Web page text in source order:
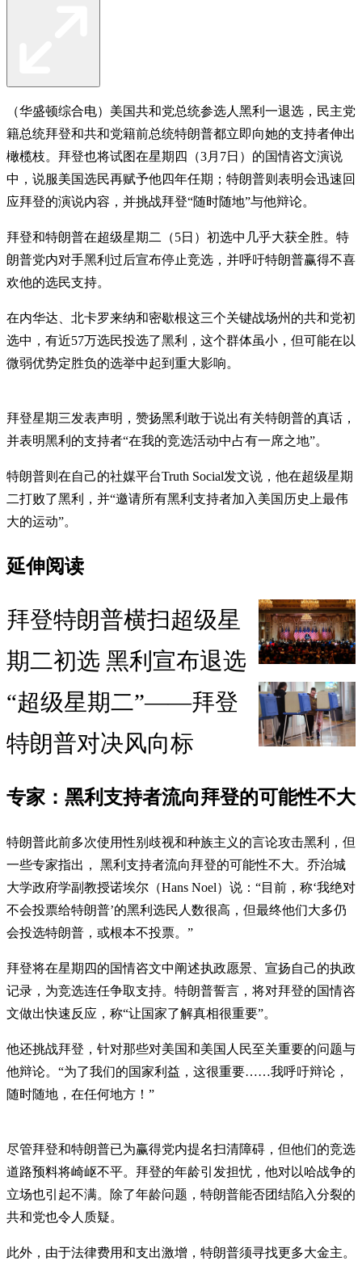
（华盛顿综合电）美国共和党总统参选人黑利一退选，民主党
籍总统拜登和共和党籍前总统特朗普都立即向她的支持者伸出
橄榄枝。拜登也将试图在星期四（3月7日）的国情咨文演说
中，说服美国选民再赋予他四年任期；特朗普则表明会迅速回
应拜登的演说内容，并挑战拜登“随时随地”与他辩论。
拜登和特朗普在超级星期二（5日）初选中几乎大获全胜。特
朗普党内对手黑利过后宣布停止竞选，并呼吁特朗普赢得不喜
欢他的选民支持。
在内华达、北卡罗来纳和密歇根这三个关键战场州的共和党初
选中，有近57万选民投选了黑利，这个群体虽小，但可能在以
微弱优势定胜负的选举中起到重大影响。
拜登星期三发表声明，赞扬黑利敢于说出有关特朗普的真话，
并表明黑利的支持者“在我的竞选活动中占有一席之地”。
特朗普则在自己的社媒平台Truth Social发文说，他在超级星期
二打败了黑利，并“邀请所有黑利支持者加入美国历史上最伟
大的运动”。
延伸阅读
拜登特朗普横扫超级星
期二初选 黑利宣布退选
“超级星期二”——拜登
特朗普对决风向标
专家：黑利支持者流向拜登的可能性不大
特朗普此前多次使用性别歧视和种族主义的言论攻击黑利，但
一些专家指出， 黑利支持者流向拜登的可能性不大。乔治城
大学政府学副教授诺埃尔（Hans Noel）说：“目前，称‘我绝对
不会投票给特朗普’的黑利选民人数很高，但最终他们大多仍
会投选特朗普，或根本不投票。”
拜登将在星期四的国情咨文中阐述执政愿景、宣扬自己的执政
记录，为竞选连任争取支持。特朗普誓言，将对拜登的国情咨
文做出快速反应，称“让国家了解真相很重要”。
他还挑战拜登，针对那些对美国和美国人民至关重要的问题与
他辩论。“为了我们的国家利益，这很重要……我呼吁辩论，
随时随地，在任何地方！”
尽管拜登和特朗普已为赢得党内提名扫清障碍，但他们的竞选
道路预料将崎岖不平。拜登的年龄引发担忧，他对以哈战争的
立场也引起不满。除了年龄问题，特朗普能否团结陷入分裂的
共和党也令人质疑。
此外，由于法律费用和支出激增，特朗普须寻找更多大金主。